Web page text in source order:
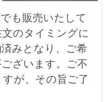
も販売いたして
のタイミングに
みとなり、ご希
ざいます。ご不
が、その旨ご了